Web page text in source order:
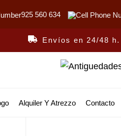
925 560 634
Envíos en 24/48
El
Alquiler Y Atrezzo Contacto